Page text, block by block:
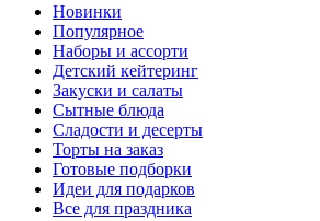
Новинки
Популярное
Наборы и ассорти
Детский кейтеринг
Закуски и салаты
Сытные блюда
Сладости и десерты
Торты на заказ
Готовые подборки
Идеи для подарков
Все для праздника